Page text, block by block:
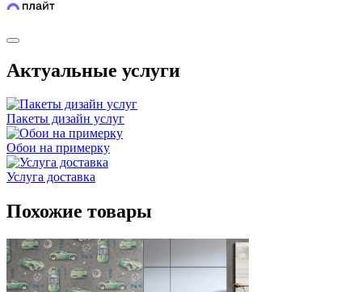
Актуальные услуги
Пакеты дизайн услуг
Обои на примерку
Услуга доставка
Похожие товары